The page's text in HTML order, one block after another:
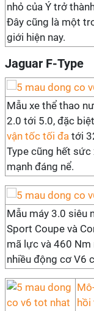
nhỏ của Ý trở
Đây cũng là một
giới hiện nay.
Jaguar F-Type
Mẫu xe thể thao
2.0 tới 5.0, đặc
vận tốc tối đa tới
Type cũng hết
mạnh đáng nể.
Mẫu máy 3.0 siêu
Sport Coupe và
mã lực và 460
nhiều động cơ V6
hồi